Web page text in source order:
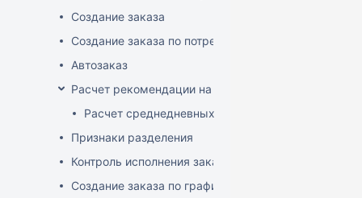
Создание заказа
Создание заказа по потребностям
Автозаказ
Расчет рекомендации на закупку
Расчет среднедневных продаж
Признаки разделения
Контроль исполнения заказов поставщиком
Создание заказа по графику